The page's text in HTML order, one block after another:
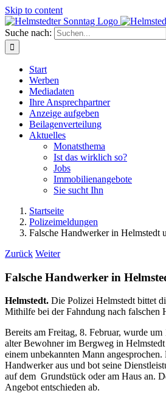
Skip to content
Suche nach:
Start
Werben
Mediadaten
Ihre Ansprechpartner
Anzeige aufgeben
Beilagenverteilung
Aktuelles
Monatsthema
Ist das wirklich so?
Jobs
Immobilienangebote
Sie sucht Ihn
Startseite
Polizeimeldungen
Falsche Handwerker in Helmstedt
Zurück Weiter
Falsche Handwerker in
Helmstedt. Die Polizei Helmstedt bittet
Mithilfe bei der Fahndung nach falschen
Bereits am Freitag, 8. Februar, wurde
alter Bewohner im Bergweg in
einem unbekannten Mann angesprochen.
Handwerker aus und bot seine
auf dem Grundstück oder am Haus an.
Angebot entschieden ab.